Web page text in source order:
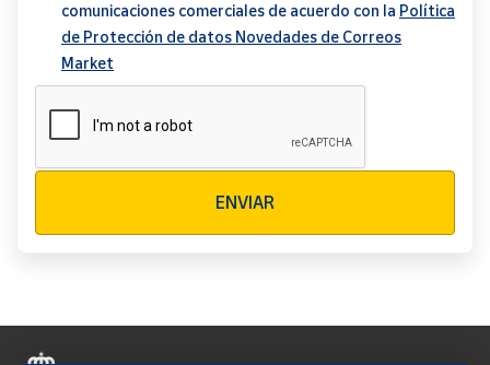
comunicaciones comerciales de acuerdo con la Política
de Protección de datos Novedades de Correos
Market
ENVIAR